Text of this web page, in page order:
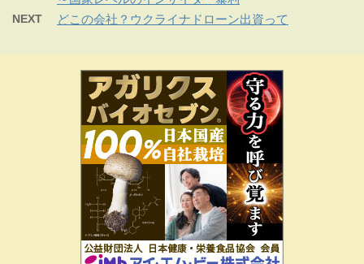
NEXT どこの会社？ウクライナドローン出資って